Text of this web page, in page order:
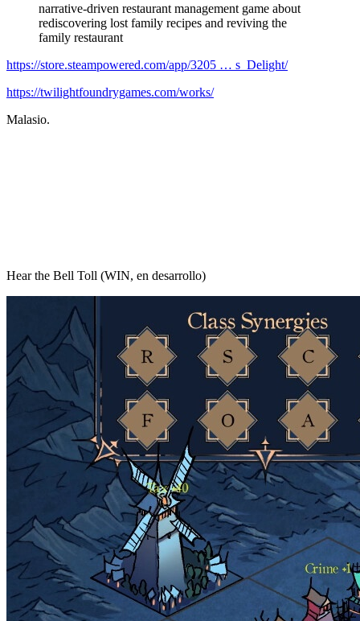
narrative-driven restaurant management game about
rediscovering lost family recipes and reviving the
family restaurant
https://store.steampowered.com/app/3205 … s_Delight/
https://twilightfoundrygames.com/works/
Malasio.
Hear the Bell Toll (WIN, en desarrollo)